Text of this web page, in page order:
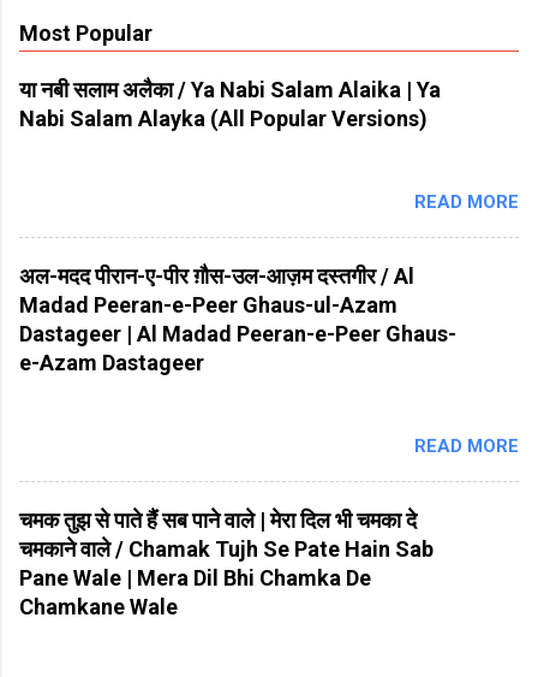
Most Popular
या नबी सलाम अलैका / Ya Nabi Salam Alaika | Ya
Nabi Salam Alayka (All Popular Versions)
READ MORE
अल-मदद पीरान-ए-पीर ग़ौस-उल-आज़म दस्तगीर / Al
Madad Peeran-e-Peer Ghaus-ul-Azam
Dastageer | Al Madad Peeran-e-Peer Ghaus-
e-Azam Dastageer
READ MORE
चमक तुझ से पाते हैं सब पाने वाले | मेरा दिल भी चमका दे
चमकाने वाले / Chamak Tujh Se Pate Hain Sab
Pane Wale | Mera Dil Bhi Chamka De
Chamkane Wale